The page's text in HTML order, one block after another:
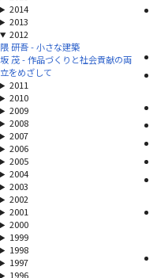
2014
2013
2012
隈 研吾 - 小さな建築
坂 茂 - 作品づくりと社会貢献の両
立をめざして
2011
2010
2009
2008
2007
2006
2005
2004
2003
2002
2001
2000
1999
1998
1997
1996